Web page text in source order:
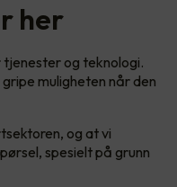
her
tjenester og teknologi.
muligheten når den
og at vi
spesielt på grunn